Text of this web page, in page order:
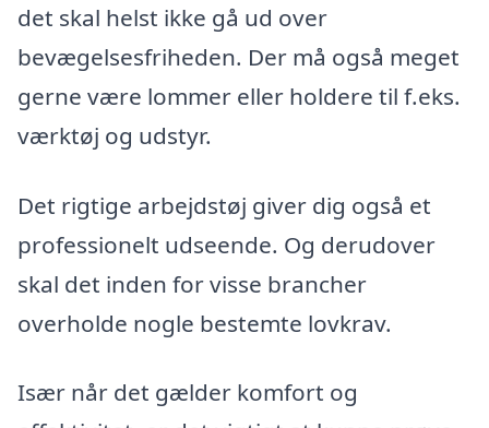
det skal helst ikke gå ud over
bevægelsesfriheden. Der må også meget
gerne være lommer eller holdere til f.eks.
værktøj og udstyr.
Det rigtige arbejdstøj giver dig også et
professionelt udseende. Og derudover
skal det inden for visse brancher
overholde nogle bestemte lovkrav.
Især når det gælder komfort og